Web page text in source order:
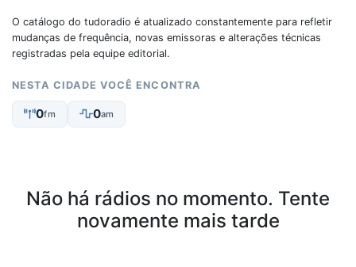
O catálogo do tudoradio é atualizado constantemente para refletir
mudanças de frequência, novas emissoras e alterações técnicas
registradas pela equipe editorial.
NESTA CIDADE VOCÊ ENCONTRA
0fm 0am
Não há rádios no momento. Tente
novamente mais tarde